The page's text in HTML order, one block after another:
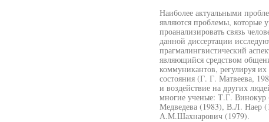
Наиболее актуальными
являются проблемы, которые
проанализировать связь
данной диссертации
прагмалингвистический
являющийся средством
коммуникантов, регулируя
состояния (Г. Г. Матвеева,
и воздействие на других
многие ученые: Т.Г.
Медведева (1983), В.Л. Наер
А.М.Шахнарович (1979).